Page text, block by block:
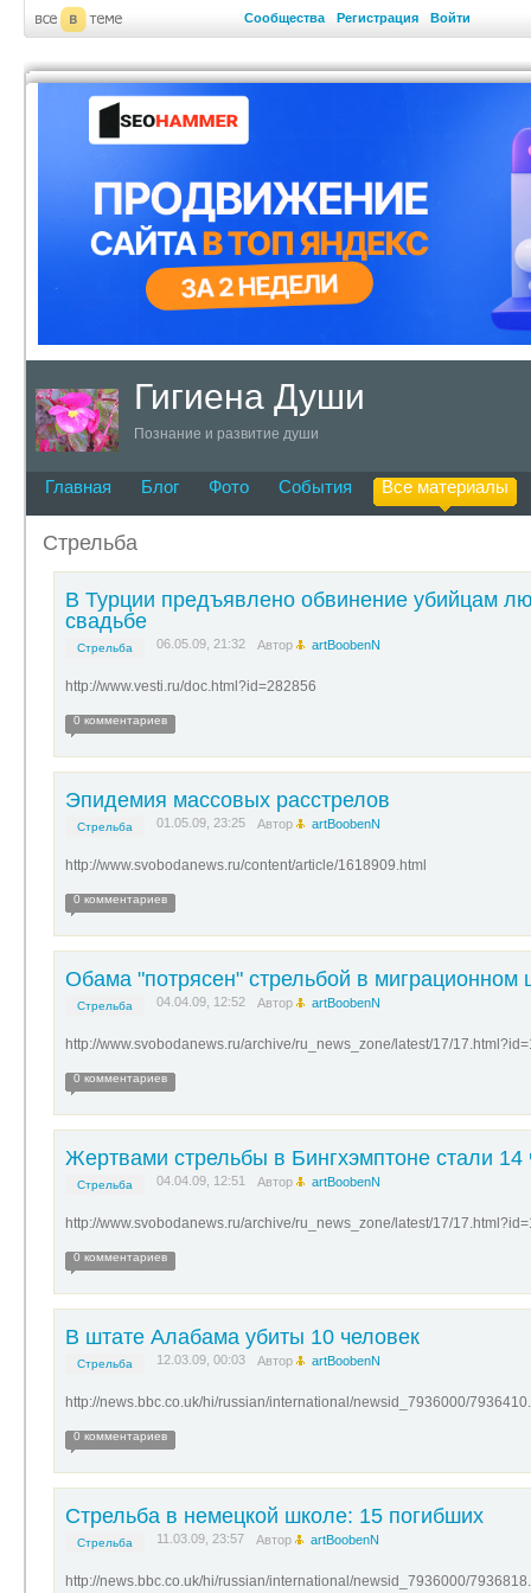
Сообщества Регистрация Войти
Гигиена Души
Познание и развитие души
Главная Блог Фото События Все материалы
Стрельба
В Турции предъявлено обвинение убийцам
свадьбе
Стрельба 06.05.09, 21:32 Автор artBoobenN
http://www.vesti.ru/doc.html?id=282856
0 комментариев
Эпидемия массовых расстрелов
Стрельба 01.05.09, 23:25 Автор artBoobenN
http://www.svobodanews.ru/content/article/1618909.html
0 комментариев
Обама "потрясен" стрельбой в миграционном
Стрельба 04.04.09, 12:52 Автор artBoobenN
http://www.svobodanews.ru/archive/ru_news_zone/latest/17/
0 комментариев
Жертвами стрельбы в Бингхэмптоне стали 14
Стрельба 04.04.09, 12:51 Автор artBoobenN
http://www.svobodanews.ru/archive/ru_news_zone/latest/17/
0 комментариев
В штате Алабама убиты 10 человек
Стрельба 12.03.09, 00:03 Автор artBoobenN
http://news.bbc.co.uk/hi/russian/international/newsid_7936000/
0 комментариев
Стрельба в немецкой школе: 15 погибших
Стрельба 11.03.09, 23:57 Автор artBoobenN
http://news.bbc.co.uk/hi/russian/international/newsid_7936000/